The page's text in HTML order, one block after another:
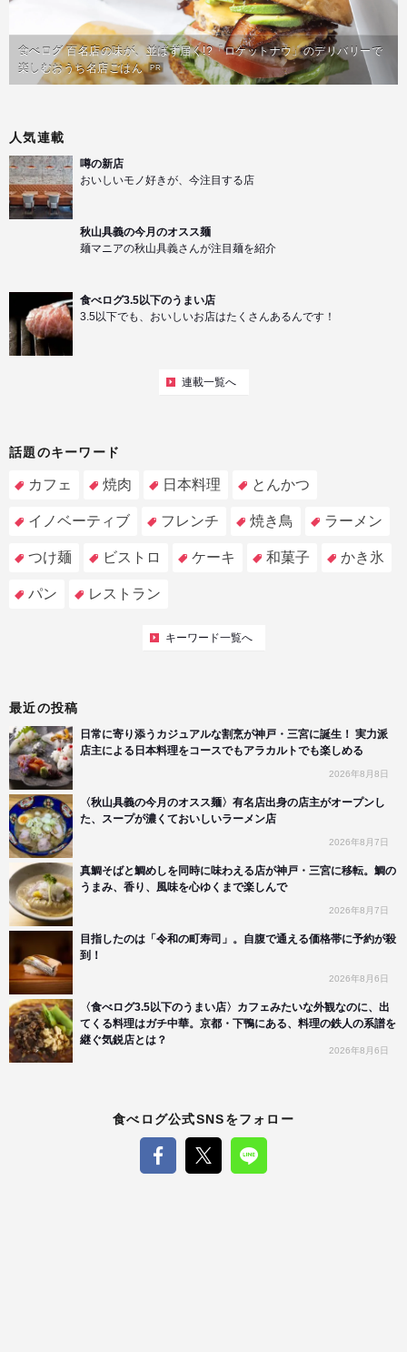
食べログ 百名店の味が、並ばず届く!?「ロケットナウ」のデリバリーで
楽しむおうち名店ごはん PR
人気連載
噂の新店
おいしいモノ好きが、今注目する店
秋山具義の今月のオスス麺
麺マニアの秋山具義さんが注目麺を紹介
食べログ3.5以下のうまい店
3.5以下でも、おいしいお店はたくさんあるんです！
連載一覧へ
話題のキーワード
カフェ 焼肉 日本料理 とんかつ
イノベーティブ フレンチ 焼き鳥 ラーメン
つけ麺 ビストロ ケーキ 和菓子 かき氷
パン レストラン
キーワード一覧へ
最近の投稿
日常に寄り添うカジュアルな割烹が神戸・三宮に誕生！ 実力派
店主による日本料理をコースでもアラカルトでも楽しめる
2026年8月8日
〈秋山具義の今月のオスス麺〉有名店出身の店主がオープンし
た、スープが濃くておいしいラーメン店
2026年8月7日
真鯛そばと鯛めしを同時に味わえる店が神戸・三宮に移転。鯛の
うまみ、香り、風味を心ゆくまで楽しんで
2026年8月7日
目指したのは「令和の町寿司」。自腹で通える価格帯に予約が殺
到！
2026年8月6日
〈食べログ3.5以下のうまい店〉カフェみたいな外観なのに、出
てくる料理はガチ中華。京都・下鴨にある、料理の鉄人の系譜を
継ぐ気鋭店とは？
2026年8月6日
食べログ公式SNSをフォロー